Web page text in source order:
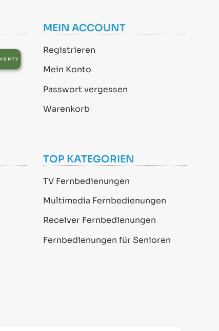
MEIN ACCOUNT
Registrieren
Mein Konto
Passwort vergessen
Warenkorb
TOP KATEGORIEN
TV Fernbedienungen
Multimedia Fernbedienungen
Receiver Fernbedienungen
Fernbedienungen für Senioren